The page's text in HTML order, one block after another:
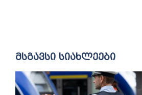
მსგავსი სიახლეები